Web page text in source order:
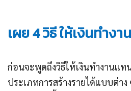
เผย 4 วิธี ให้เงินทำงา
ก่อนจะพูดถึงวิธีให้เงินทำงานแทน
ประเภทการสร้างรายได้แบบต่า